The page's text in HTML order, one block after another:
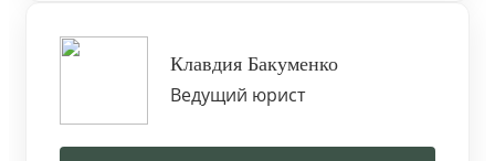
Клавдия Бакуменко
Ведущий юрист